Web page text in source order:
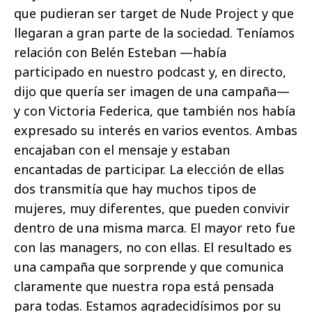
que pudieran ser target de Nude Project y que
llegaran a gran parte de la sociedad. Teníamos
relación con Belén Esteban —había
participado en nuestro podcast y, en directo,
dijo que quería ser imagen de una campaña—
y con Victoria Federica, que también nos había
expresado su interés en varios eventos. Ambas
encajaban con el mensaje y estaban
encantadas de participar. La elección de ellas
dos transmitía que hay muchos tipos de
mujeres, muy diferentes, que pueden convivir
dentro de una misma marca. El mayor reto fue
con las managers, no con ellas. El resultado es
una campaña que sorprende y que comunica
claramente que nuestra ropa está pensada
para todas. Estamos agradecidísimos por su